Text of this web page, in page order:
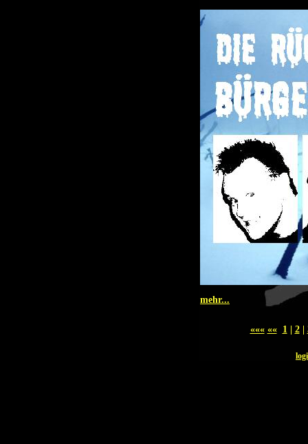
mehr...
««« «« 1| 2|